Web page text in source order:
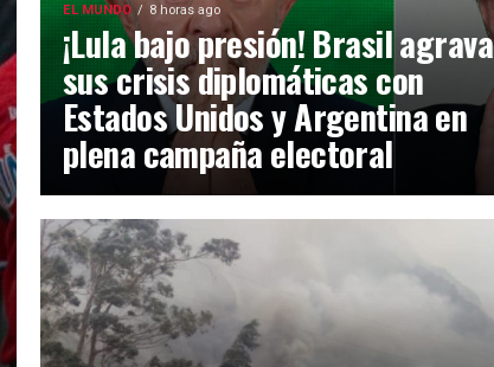
EL MUNDO 8 horas ago
¡Lula bajo presión! Brasil agrava
sus crisis diplomáticas con
Estados Unidos y Argentina en
plena campaña electoral